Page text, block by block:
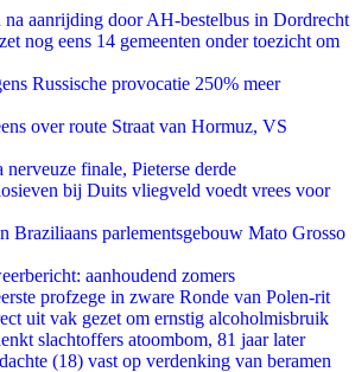
aanrijding door AH-bestelbus in Dordrecht
nog eens 14 gemeenten onder toezicht om
Russische provocatie 250% meer
over route Straat van Hormuz, VS
finale, Pieterse derde
bij Duits vliegveld voedt vrees voor
Braziliaans parlementsgebouw Mato Grosso
aanhoudend zomers
profzege in zware Ronde van Polen-rit
uit vak gezet om ernstig alcoholmisbruik
slachtoffers atoombom, 81 jaar later
(18) vast op verdenking van beramen